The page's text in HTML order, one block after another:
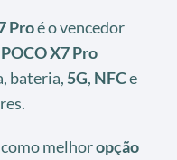
Proé o vencedor
X7 Pro
bateria, 5G, NFCe
melhoropção